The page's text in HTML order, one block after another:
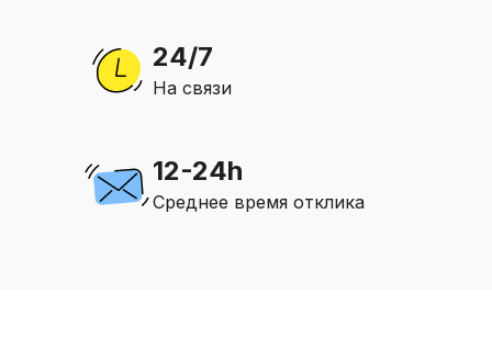
24/7
На связи
12-24h
Среднее время отклика